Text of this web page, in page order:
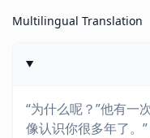
Multilingual Translation
“为什么呢？”他有一
像认识你很多年了。